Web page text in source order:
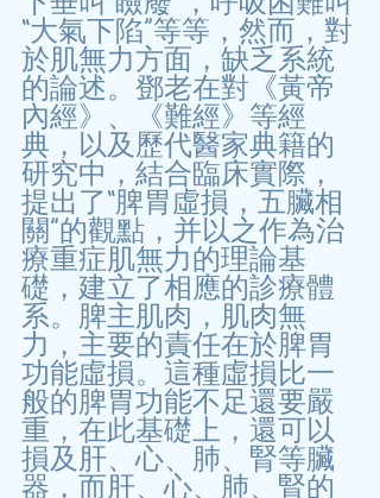
“大氣下陷”等等，然而，對
於肌無力方面，缺乏系統
的論述。鄧老在對《黃帝
內經》、《難經》等經
典，以及歷代醫家典籍的
研究中，結合臨床實際，
提出了“脾胃虛損，五臟相
關”的觀點，并以之作為治
療重症肌無力的理論基
礎，建立了相應的診療體
系。脾主肌肉，肌肉無
力，主要的責任在於脾胃
功能虛損。這種虛損比一
般的脾胃功能不足還要嚴
重，在此基礎上，還可以
損及肝、心、肺、腎等臟
器，而肝、心、肺、腎的